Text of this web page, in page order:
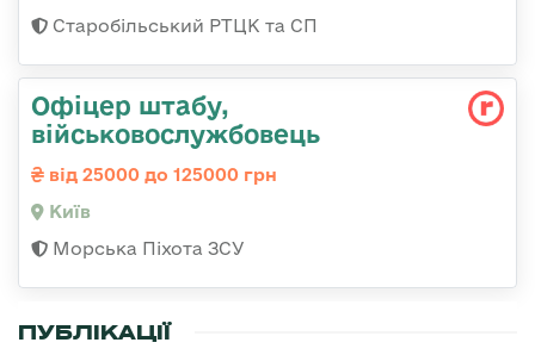
Старобільський РТЦК та СП
Офіцер штабу,
військовослужбовець
від 25000 до 125000 грн
Київ
Морська Піхота ЗСУ
ПУБЛІКАЦІЇ